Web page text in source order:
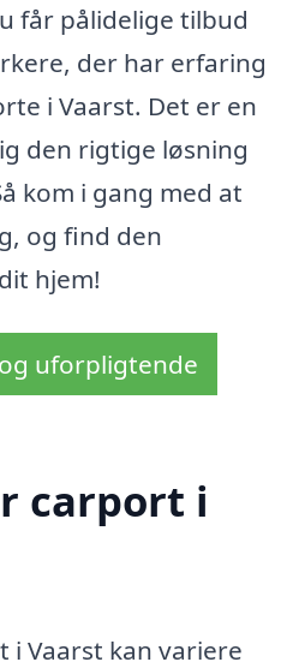
får pålidelige tilbud
der har erfaring
i Vaarst. Det er en
den rigtige løsning
kom i gang med at
og find den
hjem!
uforpligtende
carport i
i Vaarst kan variere